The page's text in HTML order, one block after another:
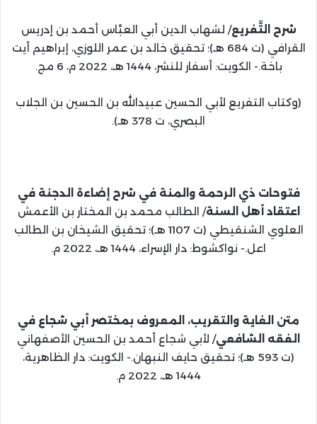
شرح التَّفريع/ لشهاب الدين أبي العبَّاس أحمد بن إدريس
القرافي (ت 684 هـ)؛ تحقيق خالد بن عمر اللوزي، إبراهيم أيت
باخة.- الكويت: أسفار للنشر، 1444 هـ، 2022 م، 6 مج.
(وكتاب التفريع لأبي الحسين عبيدالله بن الحسين بن الجلاب
البصري، ت 378 هـ).
فتوحات ذي الرحمة والمنة في شرح إضاءة الدجنة في
اعتقاد أهل السنة/ الطالب محمد بن المختار بن الأعمش
العلوي الشنقيطي (ت 1107 هـ)؛ تحقيق الشيخان بن الطالب
اعل.- نواكشوط: دار الإسراء، 1444 هـ، 2022 م.
متن الغاية والتقريب، المعروف بمختصر أبي شجاع في
الفقه الشافعي/ لأبي شجاع أحمد بن الحسين الأصفهاني
(ت 593 هـ)؛ تحقيق حايف النبهان.- الكويت: دار الظاهرية،
1444 هـ، 2022 م.